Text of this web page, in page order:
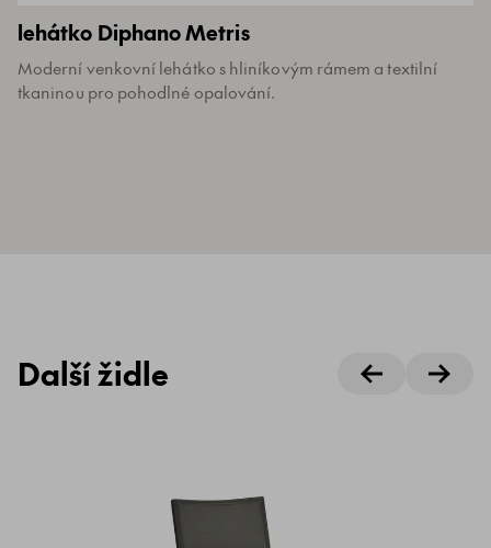
lehátko Diphano Metris
Moderní venkovní lehátko s hliníkovým rámem a textilní
tkaninou pro pohodlné opalování.
Další židle